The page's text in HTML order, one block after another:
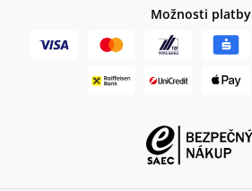
Možnosti platby